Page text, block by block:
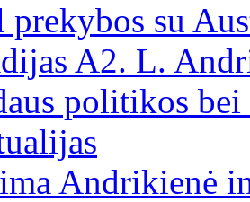
prekybos su
A2. L.
politikos bei
Andrikienė